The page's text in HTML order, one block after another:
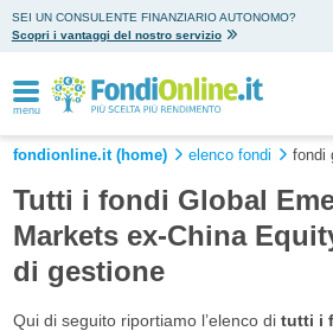
SEI UN CONSULENTE FINANZIARIO AUTONOMO?
Scopri i vantaggi del nostro servizio
menu
fondionline.it (home) elenco fondi fondi
Tutti i fondi Global
Markets ex-China
di gestione
Qui di seguito riportiamo l’elenco di tutti i